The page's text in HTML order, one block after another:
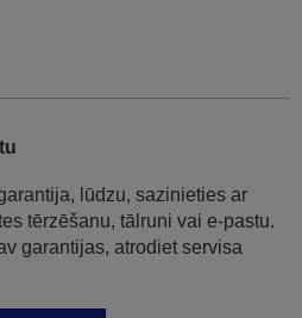
lūdzu, sazinieties ar
tērzēšanu, tālruni vai e-pastu.
garantijas, atrodiet servisa